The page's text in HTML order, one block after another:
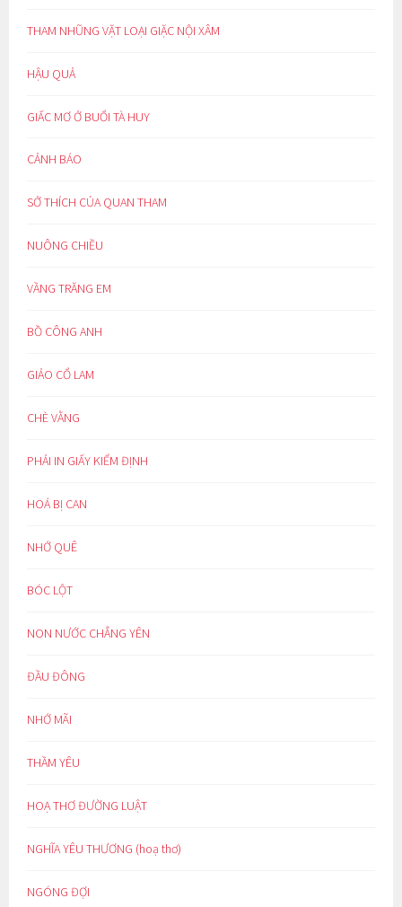
THAM NHŨNG VẶT LOẠI GIẶC NỘI XÂM
HẬU QUẢ
GIẤC MƠ Ở BUỔI TÀ HUY
CẢNH BÁO
SỞ THÍCH CỦA QUAN THAM
NUÔNG CHIỀU
VẦNG TRĂNG EM
BỒ CÔNG ANH
GIẢO CỔ LAM
CHÈ VẰNG
PHẢI IN GIẤY KIỂM ĐỊNH
HOÁ BỊ CAN
NHỚ QUÊ
BÓC LỘT
NON NƯỚC CHẲNG YÊN
ĐẦU ĐÔNG
NHỚ MÃI
THẦM YÊU
HOẠ THƠ ĐƯỜNG LUẬT
NGHĨA YÊU THƯƠNG (hoạ thơ)
NGÓNG ĐỢI